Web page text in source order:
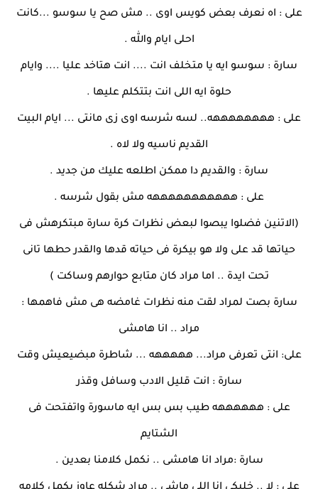
على : اه نعرف بعض كويس اوى .. مش صح يا سوسو ...كانت
احلى ايام والله .
سارة : سوسو ايه يا متخلف انت .... انت هتاخد عليا .... وايام
حلوة ايه اللى انت بتتكلم عليها .
على : ههههههههه.. لسه شرسه اوى زى مانتى ... ايام البيت
القديم ناسيه ولا لاه .
سارة : والقديم دا ممكن اطلعه عليك من جديد .
على : هههههههههههه مش بقول شرسه .
(الاتنين فضلوا يبصوا لبعض نظرات كرة سارة مبتكرهش فى
حياتها قد على ولا هو بيكرة فى حياته قدها والقدر حطها تانى
تحت ايدة .. اما مراد كان متابع حوارهم وساكت )
سارة بصت لمراد لقت منه نظرات غامضه هى مش فاهمها :
مراد .. انا هامشى
على: انتى تعرفى مراد... هههههه ... شاطرة مبضيعيش وقت
سارة : انت قليل الادب وسافل وقذر
على : ههههههه طيب بس بس ايه ماسورة واتفتحت فى
الشتايم
سارة :مراد انا هامشى .. نكمل كلامنا بعدين .